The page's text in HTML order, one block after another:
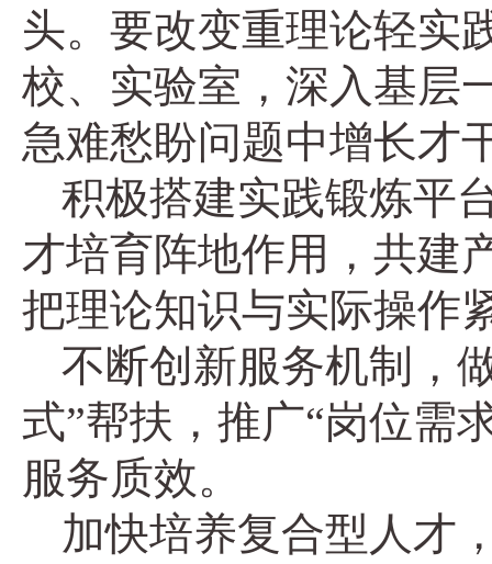
头。要改变重理论轻实
校、实验室，深入基层
急难愁盼问题中增长才
积极搭建实践锻炼平
才培育阵地作用，共建
把理论知识与实际操作
不断创新服务机制，
式”帮扶，推广“岗位需
服务质效。
加快培养复合型人才